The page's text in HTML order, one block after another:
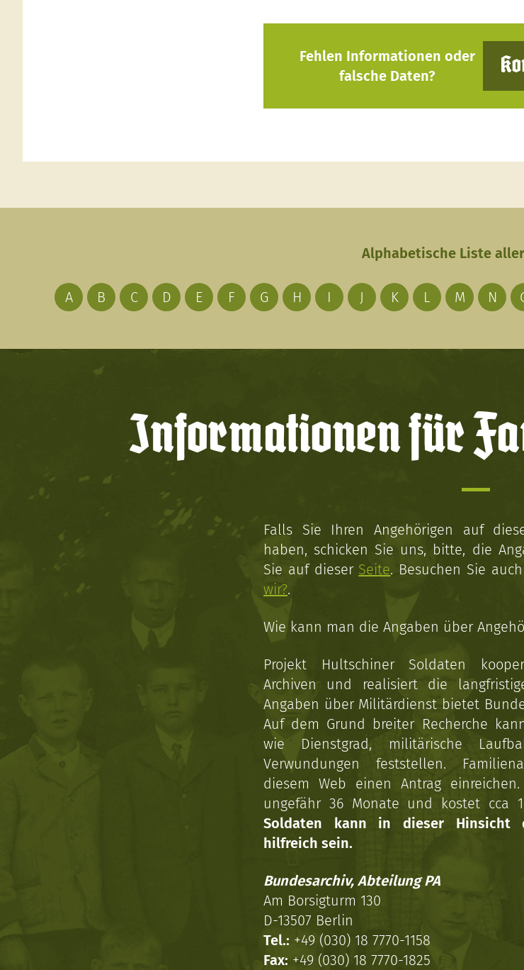
Fehlen Informationen oder
falsche Daten?
Alphabetische Liste
A B C D E F G H I J K L M N
Informationen für
Falls Sie Ihren Angehörigen auf
haben, schicken Sie uns, bitte, die
Sie auf dieser Seite. Besuchen Sie
wir?.
Wie kann man die Angaben über
Projekt Hultschiner Soldaten
Archiven und realisiert die
Angaben über Militärdienst bietet
Auf dem Grund breiter Recherche
wie Dienstgrad, militärische
Verwundungen feststellen.
diesem Web einen Antrag
ungefähr 36 Monate und kostet cca
Soldaten kann in dieser Hinsicht
hilfreich sein.
Bundesarchiv, Abteilung PA
Am Borsigturm 130
D-13507 Berlin
Tel.: +49 (030) 18 7770-1158
Fax: +49 (030) 18 7770-1825